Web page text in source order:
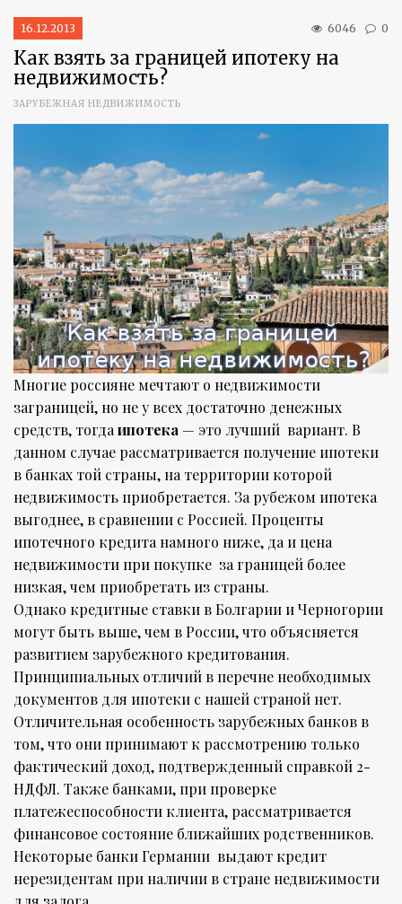
16.12.2013 6046 0
Как взять за границей ипотеку на
недвижимость?
ЗАРУБЕЖНАЯ НЕДВИЖИМОСТЬ
Многие россияне мечтают о недвижимости
заграницей, но не у всех достаточно денежных
средств, тогдаипотека — это лучший вариант. В
данном случае рассматривается получение ипотеки
в банках той страны, на территории которой
недвижимость приобретается. За рубежом ипотека
выгоднее, в сравнении с Россией. Проценты
ипотечного кредита намного ниже, да и цена
недвижимости при покупке за границей более
низкая, чем приобретать из страны.
Однако кредитные ставки в Болгарии и Черногории
могут быть выше, чем в России, что объясняется
развитием зарубежного кредитования.
Принципиальных отличий в перечне необходимых
документов для ипотеки с нашей страной нет.
Отличительная особенность зарубежных банков в
том, что они принимают к рассмотрению только
фактический доход, подтвержденный справкой 2-
НДФЛ. Также банками, при проверке
платежеспособности клиента, рассматривается
финансовое состояние ближайших родственников.
Некоторые банки Германии выдают кредит
нерезидентам при наличии в стране недвижимости